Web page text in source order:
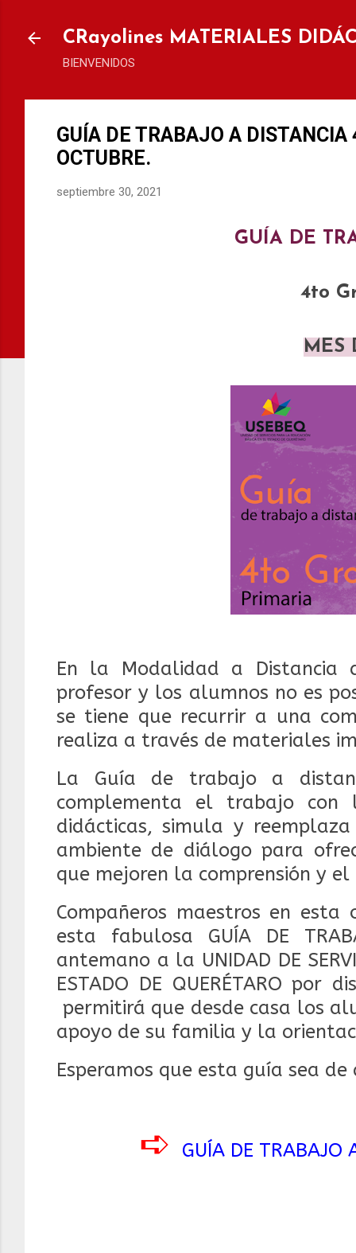
CRayolines MATERIALES
BIENVENIDOS
GUÍA DE TRABAJO A
OCTUBRE.
septiembre 30, 2021
GUÍA DE
4to
MES
En la Modalidad a Distancia
profesor y los alumnos no es
se tiene que recurrir a una
realiza a través de materiales
La Guía de trabajo a
complementa el trabajo con
didácticas, simula y
ambiente de diálogo para
que mejoren la comprensión y
Compañeros maestros en
esta fabulosa GUÍA DE
antemano a la UNIDAD DE
ESTADO DE QUERÉTARO
permitirá que desde casa los
apoyo de su familia y la
Esperamos que esta guía sea
➪ GUÍA DE